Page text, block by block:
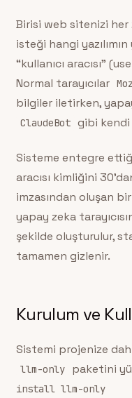
Birisi web sitenizi her
isteği hangi
“kullanıcı aracısı”
Normal tarayıcılar
bilgiler iletirken,
ClaudeBot gibi kendi
Sisteme entegre
aracısı kimliğini
imzasından oluşan
yapay zeka
şekilde oluşturulur,
tamamen gizlenir.
Kurulum ve
Sistemi projenize
llm-only paketini
install llm-only